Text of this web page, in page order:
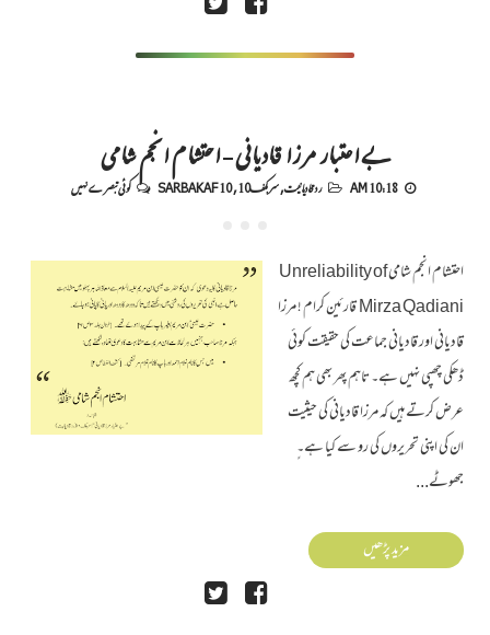
بے اعتبار مرزا قادیانی - احتشام انجم شامی
10:18 AM رد قادیانیت,سربکف10 ,
SARBAKAF 10 کوئی تبصرے نہیں
احتشام انجم شامی Unreliability of
Mirza Qadiani قارئین کرام ! مرزا
قادیانی اور قادیانی جماعت کی حقیقت کوئی
ڈھکی چھپی نہیں ہے۔ تاہم پھر بھی ہم کچھ
عرض کرتے ہیں کہ مرزا قادیانی کی حیثیت
ان کی اپنی تحریروں کی رو سے کیا ہے۔ٍ
جھوٹے...
مزید پڑھیں